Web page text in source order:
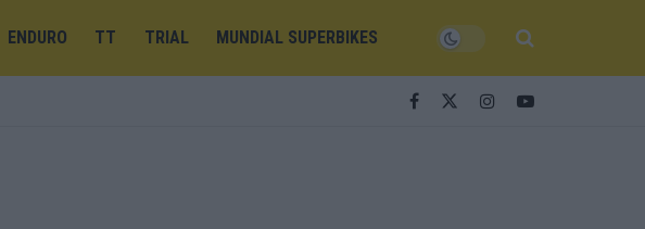
ENDURO TT TRIAL MUNDIAL SUPERBIKES